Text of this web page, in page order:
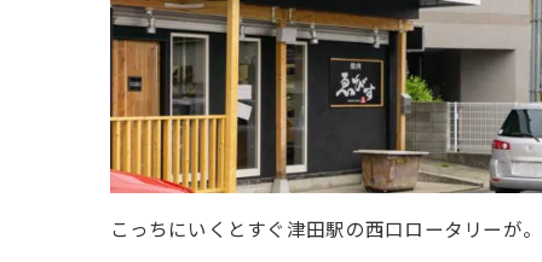
こっちにいくとすぐ津田駅の西口ロータリーが。